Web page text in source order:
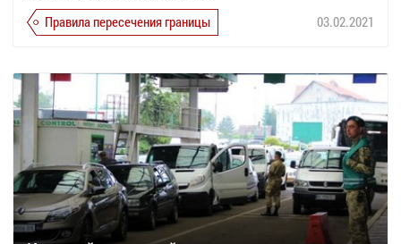
Правила пересечения границы 03.02.2021